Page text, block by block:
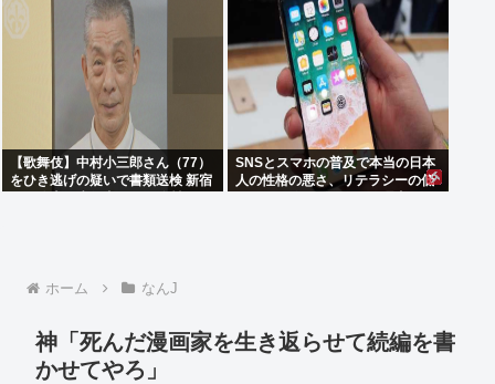
【歌舞伎】中村小三郎さん（77）
をひき逃げの疑いで書類送検 新宿
SNSとスマホの普及で本当の日本
人の性格の悪さ、リテラシーの低
ホーム なんJ
神「死んだ漫画家を生き返らせて続編を書
かせてやろ」